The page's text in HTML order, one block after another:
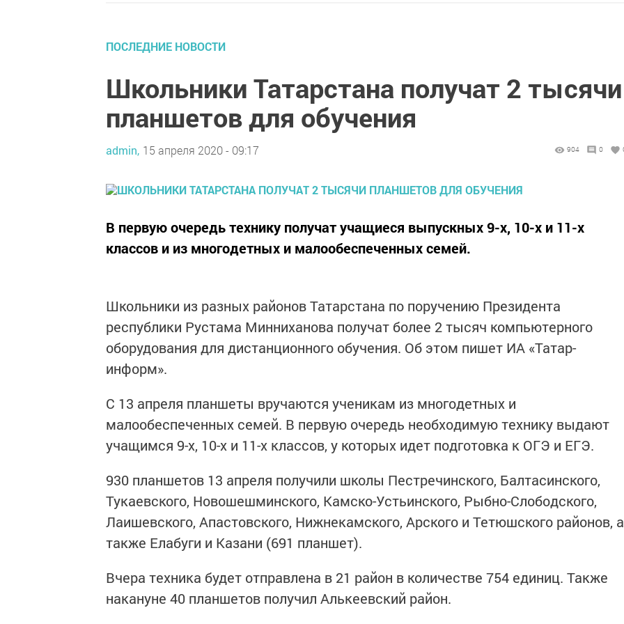
ПОСЛЕДНИЕ НОВОСТИ
Школьники Татарстана получат 2 тысячи
планшетов для обучения
admin, 15 апреля 2020 - 09:17 904 0
В первую очередь технику получат учащиеся выпускных 9-х, 10-х и 11-х
классов и из многодетных и малообеспеченных семей.
Школьники из разных районов Татарстана по поручению Президента
республики Рустама Минниханова получат более 2 тысяч компьютерного
оборудования для дистанционного обучения. Об этом пишет ИА «Татар-
информ».
С 13 апреля планшеты вручаются ученикам из многодетных и
малообеспеченных семей. В первую очередь необходимую технику выдают
учащимся 9-х, 10-х и 11-х классов, у которых идет подготовка к ОГЭ и ЕГЭ.
930 планшетов 13 апреля получили школы Пестречинского, Балтасинского,
Тукаевского, Новошешминского, Камско-Устьинского, Рыбно-Слободского,
Лаишевского, Апастовского, Нижнекамского, Арского и Тетюшского районов, а
также Елабуги и Казани (691 планшет).
Вчера техника будет отправлена в 21 район в количестве 754 единиц. Также
накануне 40 планшетов получил Алькеевский район.